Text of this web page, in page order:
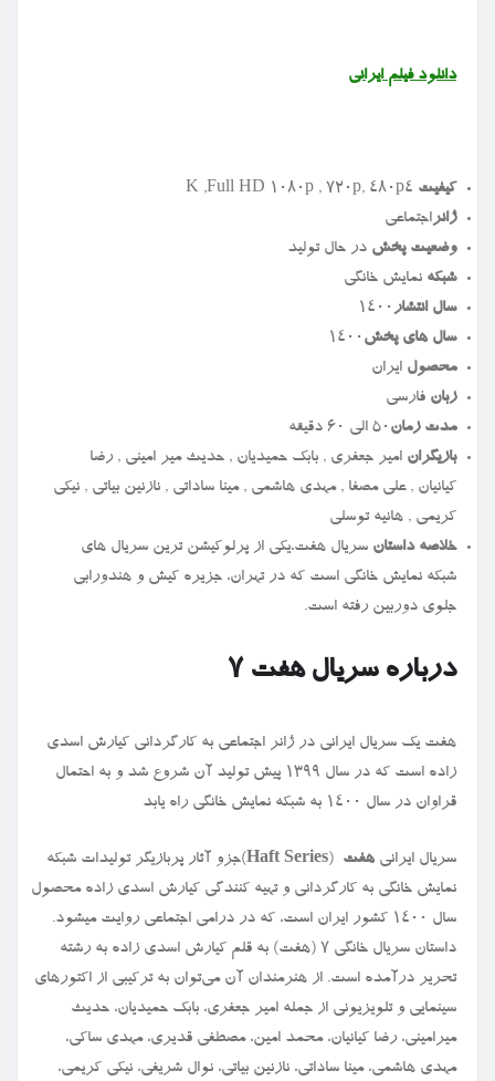
دانلود فیلم ایرانی
کیفیت ۴K ,Full HD 1080p , 720p, 480p
ژانراجتماعی
وضعیت پخش در حال تولید
شبکه نمایش خانگی
سال انتشار۱۴۰۰
سال های پخش ۱۴۰۰
محصول ایران
زبان فارسی
مدت زمان ۵۰ الی ۶۰ دقیقه
بازیگران امیر جعفری , بابک حمیدیان , حدیث میر امینی , رضا
کیانیان , علی مصفا , مهدی هاشمی , مینا ساداتی , نازنین بیاتی , نیکی
کریمی , هانیه توسلی
خلاصه داستان سریال هفت،یکی از پرلوکیشن ترین سریال های
شبکه نمایش خانگی است که در تهران، جزیره کیش و هندورابی
جلوی دوربین رفته است.
درباره سریال هفت ۷
هفت یک سریال ایرانی در ژانر اجتماعی به کارگردانی کیارش اسدی
زاده است که در سال ۱۳۹۹ پیش تولید آن شروع شد و به احتمال
قراوان در سال ۱۴۰۰ به شبکه نمایش خانگی راه یابد
سریال ایرانی هفت (Haft Series)
جزو آثار پربازیگر تولیدات شبکه
نمایش خانگی به کارگردانی و تهیه کنندگی کیارش اسدی زاده محصول
سال ۱۴۰۰ کشور ایران است، که در درامی اجتماعی روایت میشود.
داستان سریال خانگی ۷ (هفت) به قلم کیارش اسدی زاده به رشته
تحریر درآمده است. از هنرمندان آن می‌توان به ترکیبی از اکتورهای
سینمایی و تلویزیونی از جمله امیر جعفری، بابک حمیدیان، حدیث
میرامینی، رضا کیانیان، محمد امین، مصطفی قدیری، مهدی ساکی،
مهدی هاشمی، مینا ساداتی، نازنین بیاتی، نوال شریفی، نیکی کریمی،